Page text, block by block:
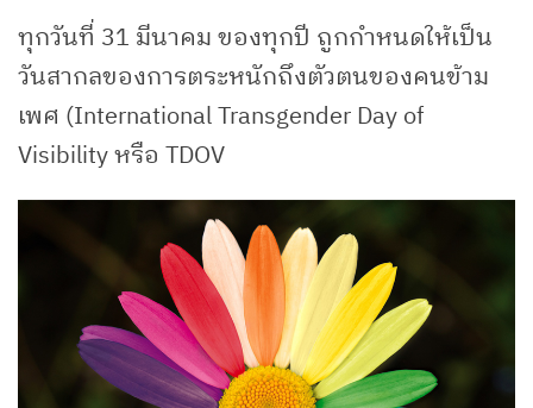
ทุกวันที่ 31 มีนาคม ของทุกปี ถูกกำหนดให้เป็น
วันสากลของการตระหนักถึงตัวตนของคนข้าม
เพศ (International Transgender Day of
Visibility หรือ TDOV